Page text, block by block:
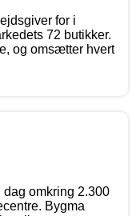
for i
72 butikker.
og omsætter hvert
dag omkring 2.300
Bygma